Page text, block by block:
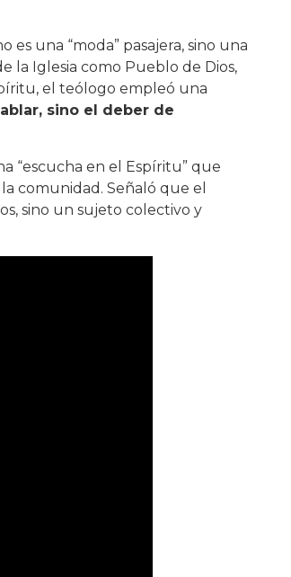
una “moda” pasajera, sino una
la Iglesia como Pueblo de Dios,
el teólogo empleó una
sino el deber de
“escucha en el Espíritu” que
comunidad. Señaló que el
sino un sujeto colectivo y